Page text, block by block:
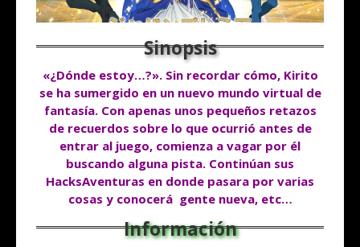
«¿Dónde estoy…?». Sin recordar cómo, Kirito
se ha sumergido en un nuevo mundo virtual de
fantasía. Con apenas unos pequeños retazos
de recuerdos sobre lo que ocurrió antes de
entrar al juego, comienza a vagar por él
buscando alguna pista. Continúan sus
HacksAventuras en donde pasara por varias
cosas y conocerágente nueva, etc…